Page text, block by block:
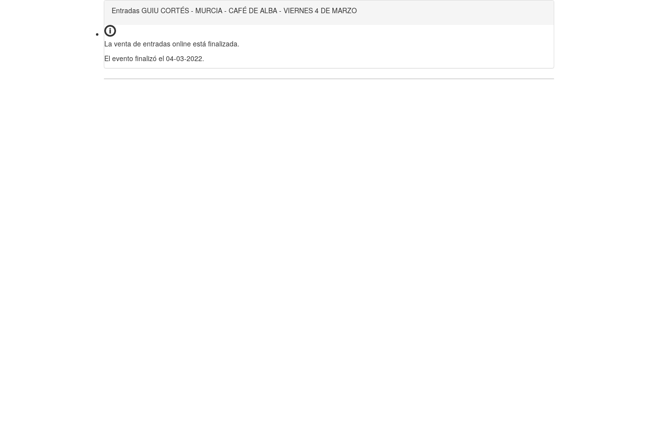
Entradas GUIU CORTÉS - MURCIA - CAFÉ DE ALBA - VIERNES 4 DE MARZO
La venta de entradas online está finalizada.
El evento finalizó el 04-03-2022.